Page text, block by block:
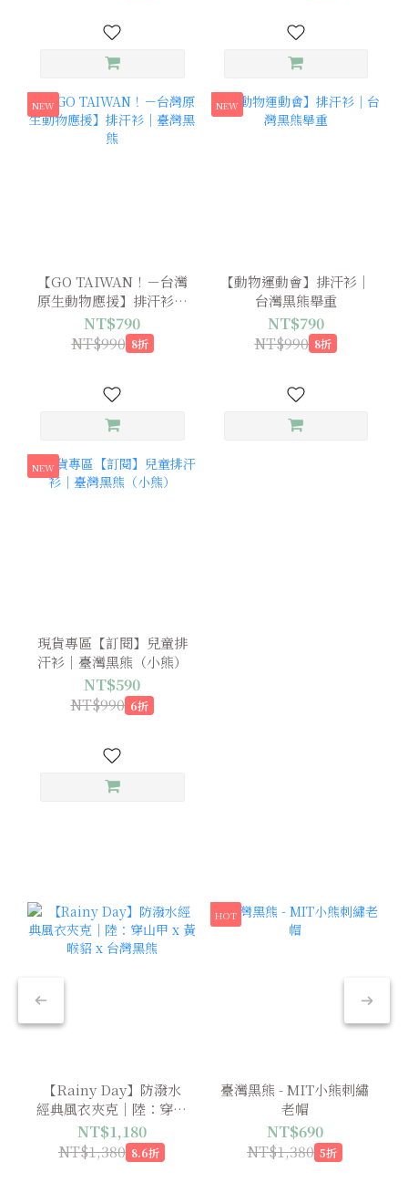
NEW
【GO TAIWAN！－台灣
原生動物應援】排汗衫｜
臺灣黑熊
NT$790
NT$990 8折
NEW
【動物運動會】排汗衫｜
台灣黑熊舉重
NT$790
NT$990 8折
NEW
現貨專區【訂閱】兒童排
汗衫｜臺灣黑熊（小熊）
NT$590
NT$990 6折
【Rainy Day】防潑水
經典風衣夾克｜陸：穿山
甲 x 黃喉貂 x 台灣黑熊
NT$1,180
NT$1,380 8.6折
HOT
臺灣黑熊 - MIT小熊刺繡
老帽
NT$690
NT$1,380 5折